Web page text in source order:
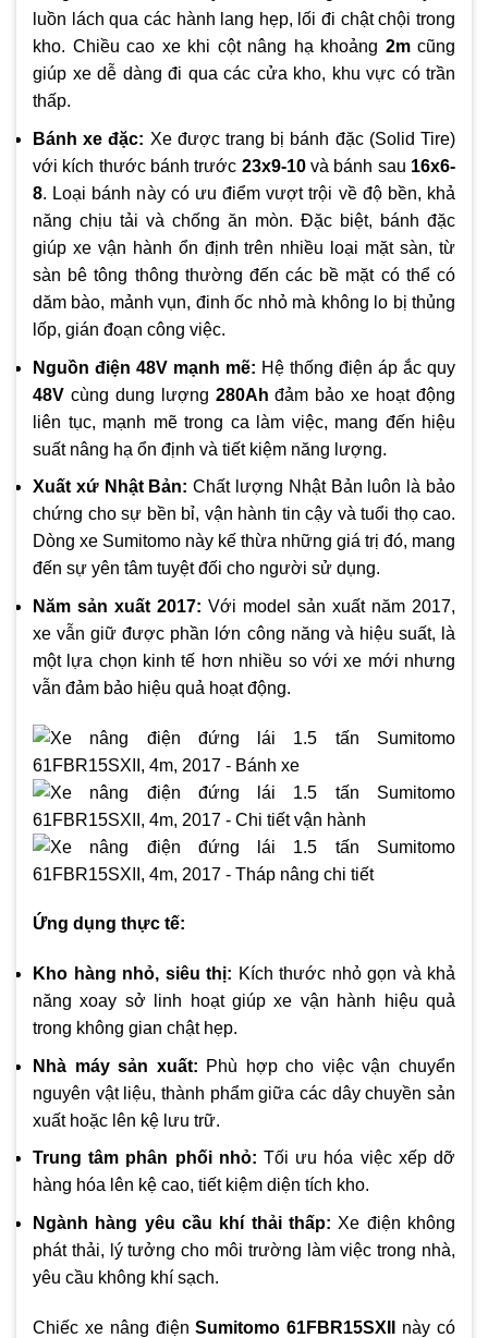
luồn lách qua các hành lang hẹp, lối đi chật chội trong
kho. Chiều cao xe khi cột nâng hạ khoảng 2mcũng
giúp xe dễ dàng đi qua các cửa kho, khu vực có trần
thấp.
Bánh xe đặc: Xe được trang bị bánh đặc (Solid Tire)
với kích thước bánh trước 23x9-10và bánh sau 16x6-
8. Loại bánh này có ưu điểm vượt trội về độ bền, khả
năng chịu tải và chống ăn mòn. Đặc biệt, bánh đặc
giúp xe vận hành ổn định trên nhiều loại mặt sàn, từ
sàn bê tông thông thường đến các bề mặt có thể có
dăm bào, mảnh vụn, đinh ốc nhỏ mà không lo bị thủng
lốp, gián đoạn công việc.
Nguồn điện 48V mạnh mẽ: Hệ thống điện áp ắc quy
48V cùng dung lượng 280Ah đảm bảo xe hoạt động
liên tục, mạnh mẽ trong ca làm việc, mang đến hiệu
suất nâng hạ ổn định và tiết kiệm năng lượng.
Xuất xứ Nhật Bản: Chất lượng Nhật Bản luôn là bảo
chứng cho sự bền bỉ, vận hành tin cậy và tuổi thọ cao.
Dòng xe Sumitomo này kế thừa những giá trị đó, mang
đến sự yên tâm tuyệt đối cho người sử dụng.
Năm sản xuất 2017: Với model sản xuất năm 2017,
xe vẫn giữ được phần lớn công năng và hiệu suất, là
một lựa chọn kinh tế hơn nhiều so với xe mới nhưng
vẫn đảm bảo hiệu quả hoạt động.
Ứng dụng thực tế:
Kho hàng nhỏ, siêu thị: Kích thước nhỏ gọn và khả
năng xoay sở linh hoạt giúp xe vận hành hiệu quả
trong không gian chật hẹp.
Nhà máy sản xuất: Phù hợp cho việc vận chuyển
nguyên vật liệu, thành phẩm giữa các dây chuyền sản
xuất hoặc lên kệ lưu trữ.
Trung tâm phân phối nhỏ: Tối ưu hóa việc xếp dỡ
hàng hóa lên kệ cao, tiết kiệm diện tích kho.
Ngành hàng yêu cầu khí thải thấp: Xe điện không
phát thải, lý tưởng cho môi trường làm việc trong nhà,
yêu cầu không khí sạch.
Chiếc xe nâng điệnSumitomo 61FBR15SXII
này có